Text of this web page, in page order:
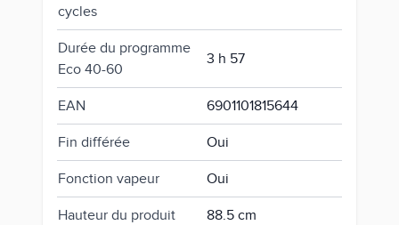
cycles
Durée du programme
Eco 40-60
3 h 57
EAN 6901101815644
Fin différée Oui
Fonction vapeur Oui
Hauteur du produit 88.5 cm